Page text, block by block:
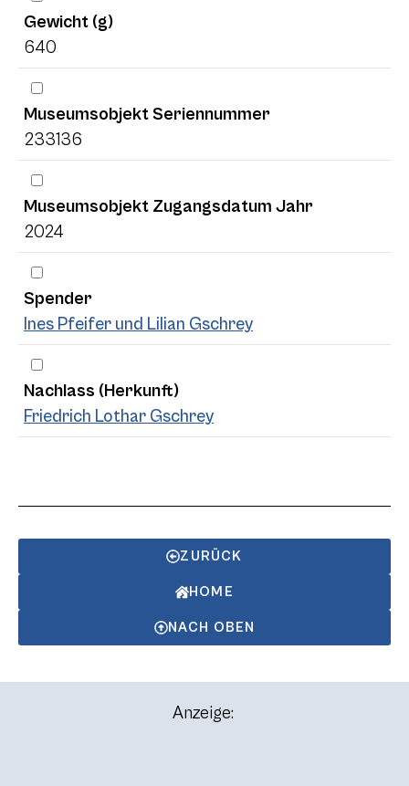
Gewicht (g)
640
Museumsobjekt Seriennummer
233136
Museumsobjekt Zugangsdatum Jahr
2024
Spender
Ines Pfeifer und Lilian Gschrey
Nachlass (Herkunft)
Friedrich Lothar Gschrey
ZURÜCK
HOME
NACH OBEN
Anzeige: